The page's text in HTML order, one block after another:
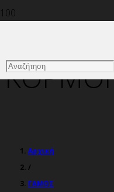
Αρχική
/
ΓΑΜΟΣ